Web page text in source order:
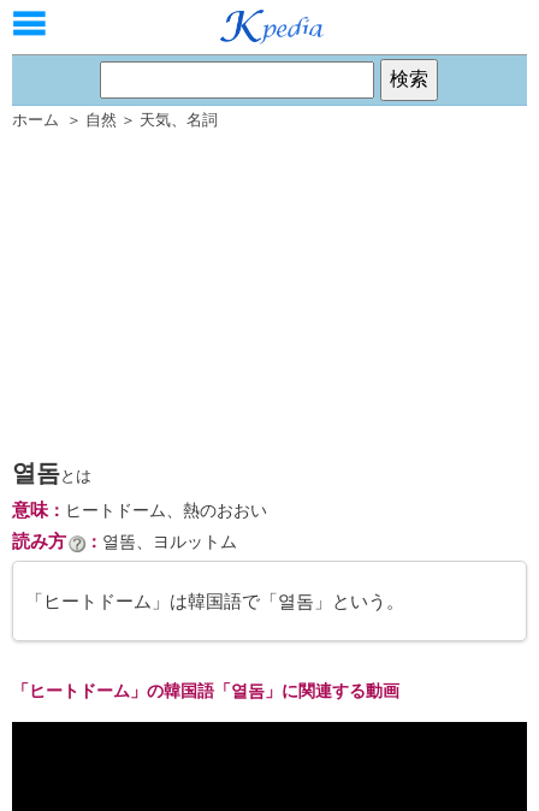
ホーム ＞ 自然 ＞ 天気、 名詞
열돔とは
意味： ヒートドーム、熱のおおい
読み方 ： 열똠、ヨルットム
「ヒートドーム」は韓国語で「열돔」という。
「ヒートドーム」の韓国語「열돔」に関連する動画